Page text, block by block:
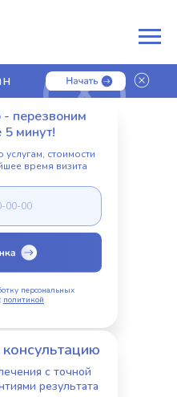
- перезвоним
5 минут!
стоимости
время визита
персональных
политикой
с точной
результата